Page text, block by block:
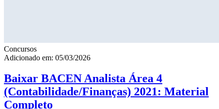
Concursos
Adicionado em: 05/03/2026
Baixar BACEN Analista Área 4
(Contabilidade/Finanças) 2021: Material
Completo